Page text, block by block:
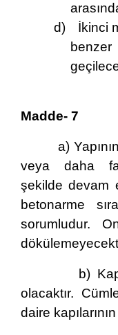
d)
İkinci
Madde- 7
a) Yapının
veya daha
şekilde devam
betonarme
sorumludur.
b) Kapılar
olacaktır.
daire